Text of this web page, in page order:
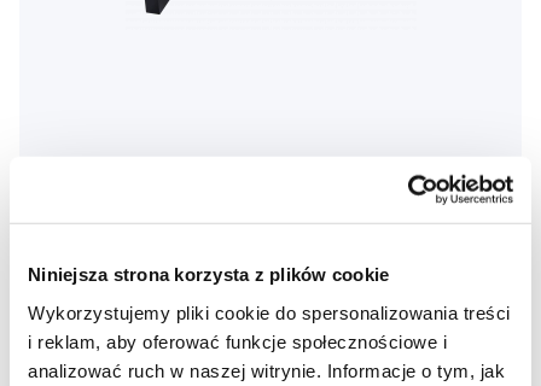
Niniejsza strona korzysta z plików cookie
Wykorzystujemy pliki cookie do spersonalizowania treści
i reklam, aby oferować funkcje społecznościowe i
analizować ruch w naszej witrynie. Informacje o tym, jak
Waterpik uchwyt ścienny do urządzenia Waterpik WP-112
Do koszyka
Dostępny 5 szt
Natychmiast w1 sklepie